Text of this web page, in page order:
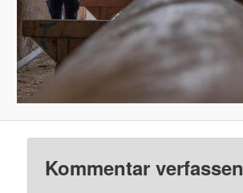
Kommentar verfassen